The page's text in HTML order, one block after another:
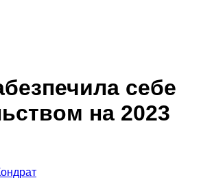
себе
на 2023